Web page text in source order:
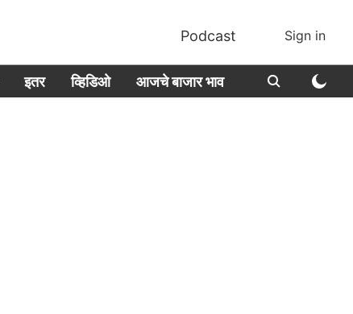
Podcast Sign in
इतर व्हिडिओ आजचे बाजार भाव